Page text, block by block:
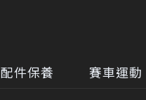
配件保養 賽車運動